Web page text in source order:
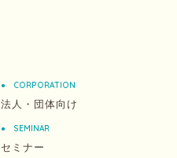
CORPORATION
法人・団体向け
SEMINAR
セミナー